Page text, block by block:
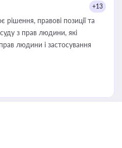
+13
рішення, правові позиції та
з прав людини, які
людини і застосування